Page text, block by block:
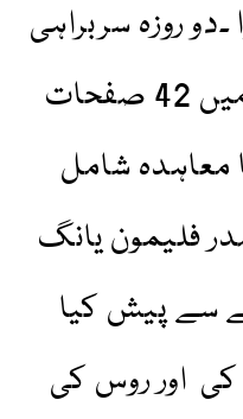
روزہ سربراہی
اجلاس کے اہم نتائج میں 42 صفحات
شامل
فلیمون یانگ
سے پیش کیا
اور روس کی